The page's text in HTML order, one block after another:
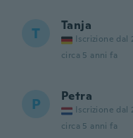
T Tanja
Iscrizione dal
circa 5 anni fa
P Petra
Iscrizione dal
circa 5 anni fa